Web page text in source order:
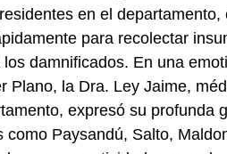
en el departamento,
para recolectar
damnificados. En una
Plano, la Dra. Ley Jaime,
expresó su profunda
como Paysandú, Salto,